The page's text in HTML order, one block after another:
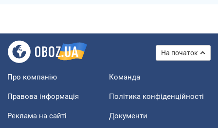
На початок
Про компанію Команда
Правова інформація Політика конфіденційності
Реклама на сайті Документи